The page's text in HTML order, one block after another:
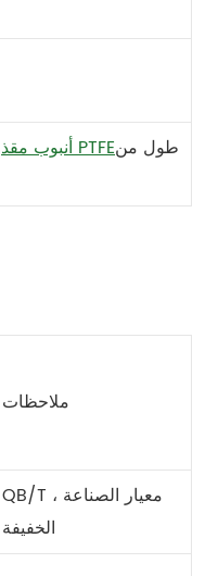
طول منأنبوب مقذوف PTFE
ملاحظات
QB/T ، معيار الصناعة
الخفيفة